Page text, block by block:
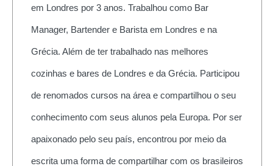
em Londres por 3 anos. Trabalhou como Bar
Manager, Bartender e Barista em Londres e na
Grécia. Além de ter trabalhado nas melhores
cozinhas e bares de Londres e da Grécia. Participou
de renomados cursos na área e compartilhou o seu
conhecimento com seus alunos pela Europa. Por ser
apaixonado pelo seu país, encontrou por meio da
escrita uma forma de compartilhar com os brasileiros